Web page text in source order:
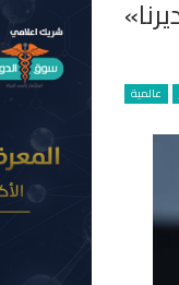
عالمية